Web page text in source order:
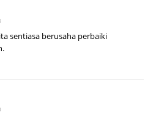
sentiasa berusaha perbaiki